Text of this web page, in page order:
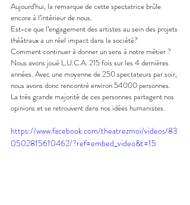
Aujourd’hui, la remarque de cette spectatrice brûle
encore à l’intérieur de nous.
Est-ce que l’engagement des artistes au sein des projets
théâtraux a un réel impact dans la société?
Comment continuer à donner un sens à notre métier ?
Nous avons joué L.U.C.A. 215 fois sur les 4 dernières
années. Avec une moyenne de 250 spectateurs par soir,
nous avons donc rencontré environ 54000 personnes.
La très grande majorité de ces personnes partagent nos
opinions et se retrouvent dans nos idées humanistes.
https://www.facebook.com/theatrezmoi/videos/83
0502815610462/?ref=embed_video&t=15